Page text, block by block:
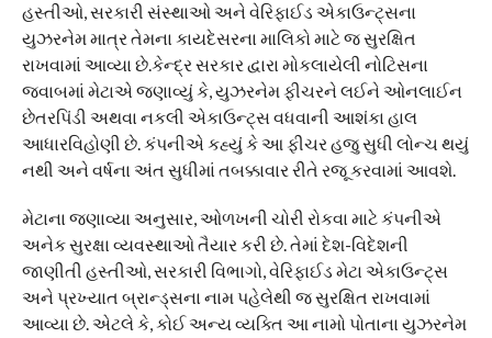
હસ્તીઓ, સરકારી સંસ્થાઓ અને વેરિફાઈડ એકાઉન્ટ્સના
યુઝરનેમ માત્ર તેમના કાયદેસરના માલિકો માટે જ સુરક્ષિત
રાખવામાં આવ્યા છે.કેન્દ્ર સરકાર દ્વારા મોકલાયેલી નોટિસના
જવાબમાં મેટાએ જણાવ્યું કે, યુઝરનેમ ફીચરને લઈને ઓનલાઈન
છેતરપિંડી અથવા નકલી એકાઉન્ટ્સ વધવાની આશંકા હાલ
આધારવિહોણી છે. કંપનીએ કહ્યું કે આ ફીચર હજુ સુધી લોન્ચ થયું
નથી અને વર્ષના અંત સુધીમાં તબક્કાવાર રીતે રજૂ કરવામાં આવશે.
મેટાના જણાવ્યા અનુસાર, ઓળખની ચોરી રોકવા માટે કંપનીએ
અનેક સુરક્ષા વ્યવસ્થાઓ તૈયાર કરી છે. તેમાં દેશ-વિદેશની
જાણીતી હસ્તીઓ, સરકારી વિભાગો, વેરિફાઈડ મેટા એકાઉન્ટ્સ
અને પ્રખ્યાત બ્રાન્ડ્સના નામ પહેલેથી જ સુરક્ષિત રાખવામાં
આવ્યા છે. એટલે કે, કોઈ અન્ય વ્યક્તિ આ નામો પોતાના યુઝરનેમ